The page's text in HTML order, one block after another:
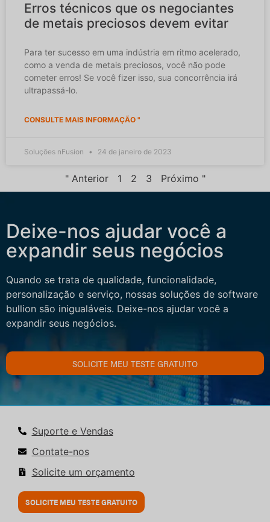
Erros técnicos que os negociantes
de metais preciosos devem evitar
Para ter sucesso em uma indústria em ritmo acelerado,
como a venda de metais preciosos, você não pode
cometer erros! Se você fizer isso, sua concorrência irá
ultrapassá-lo.
CONSULTE MAIS INFORMAÇÃO "
Soluções nFusion 24 de janeiro de 2023
" Anterior 1 2 3 Próximo "
Deixe-nos ajudar você a
expandir seus negócios
Quando se trata de qualidade, funcionalidade,
personalização e serviço, nossas soluções de software
bullion são inigualáveis. Deixe-nos ajudar você a
expandir seus negócios.
SOLICITE MEU TESTE GRATUITO
Suporte e Vendas
Contate-nos
Solicite um orçamento
SOLICITE MEU TESTE GRATUITO